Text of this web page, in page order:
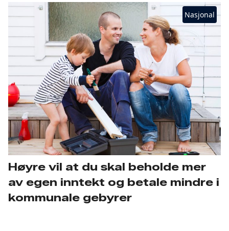
Nasjonal
Høyre vil at du skal beholde mer
av egen inntekt og betale mindre i
kommunale gebyrer